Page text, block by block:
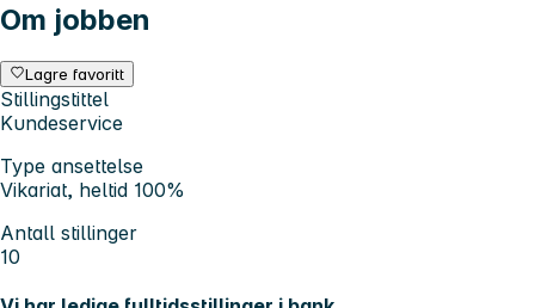
Om jobben
Lagre favoritt
Stillingstittel
Kundeservice
Type ansettelse
Vikariat, heltid 100%
Antall stillinger
10